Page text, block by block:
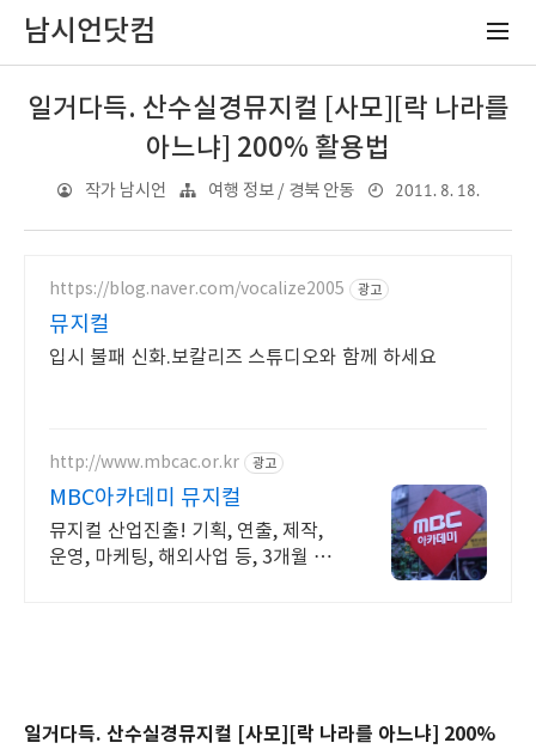
남시언닷컴
일거다득. 산수실경뮤지컬 [사모][락 나라를
아느냐] 200% 활용법
작가 남시언 여행 정보 / 경북 안동 2011. 8. 18.
https://blog.naver.com/vocalize2005 광고
뮤지컬
입시 불패 신화.보칼리즈 스튜디오와 함께 하세요
http://www.mbcac.or.kr 광고
MBC아카데미 뮤지컬
뮤지컬 산업진출! 기획, 연출, 제작,
운영, 마케팅, 해외사업 등, 3개월 정
일거다득. 산수실경뮤지컬 [사모][락 나라를 아느냐] 200%